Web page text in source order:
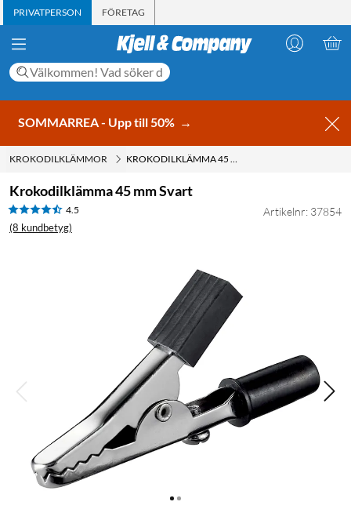
PRIVATPERSON FÖRETAG
SOMMARREA - Upp till 50% →
KROKODILKLÄMMOR KROKODILKLÄMMA 45 MM SVART
Krokodilklämma 45 mm Svart
4.5
(8 kundbetyg)
Artikelnr: 37854